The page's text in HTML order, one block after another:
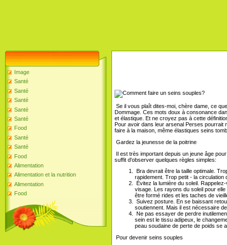
Image
Santé
Santé
Santé
Santé
Santé
Food
Santé
Santé
Food
Alimentation
Alimentation et la nutrition
Alimentation
Food
Se il vous plaît dites-moi, chère dame, ce
Dommage. Ces mots doux à consonance
et élastique. Et ne croyez pas à cette
Pour avoir dans leur arsenal Perses pourrait
faire à la maison, même élastiques seins
Gardez la jeunesse de la poitrine
Il est très important depuis un jeune âge
suffit d'observer quelques règles simples:
Bra devrait être la taille optimale.
rapidement. Trop petit - la circulation
Évitez la lumière du soleil.
visage. Les rayons du soleil pour
être formé rides et les taches de
Suivez posture. En se baissant
soutiennent. Mais il est nécessaire
Ne pas essayer de perdre
sein est le tissu adipeux, le
peau soudaine de perte de poids se
Pour devenir seins souples